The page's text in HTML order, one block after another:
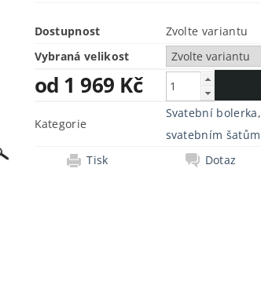
Dostupnost
Zvolte variantu
Vybraná velikost
od 1 969 Kč
Kategorie
Svatební bolerka,
svatebním šatům
Tisk
Dotaz